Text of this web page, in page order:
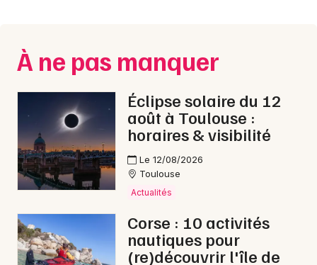
Spectacles
Concerts
Sports
Soirées
Sorties famille
Expos
Sorties & loisirs
Nantes
Nice
Paris
Strasbourg
Toulouse
À ne pas manquer
Éclipse solaire du 12
août à Toulouse :
horaires & visibilité
Le 12/08/2026
Toulouse
Actualités
Corse : 10 activités
nautiques pour
(re)découvrir l'île de